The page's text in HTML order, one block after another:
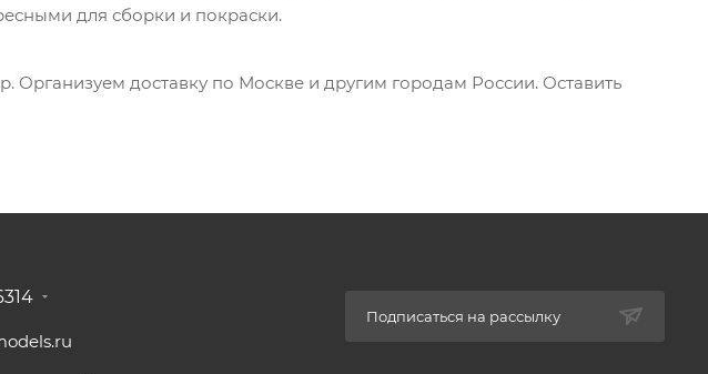
для сборки и покраски.
Организуем доставку по Москве и другим городам России. Оставить
Подписаться на рассылку